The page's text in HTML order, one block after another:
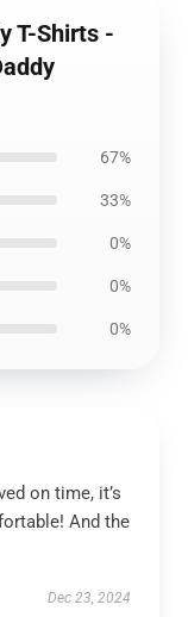
T-Shirts -
67%
33%
0%
0%
0%
on time, it’s
And the
Dec 23, 2024